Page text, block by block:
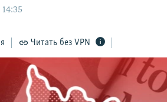
Читать без VPN